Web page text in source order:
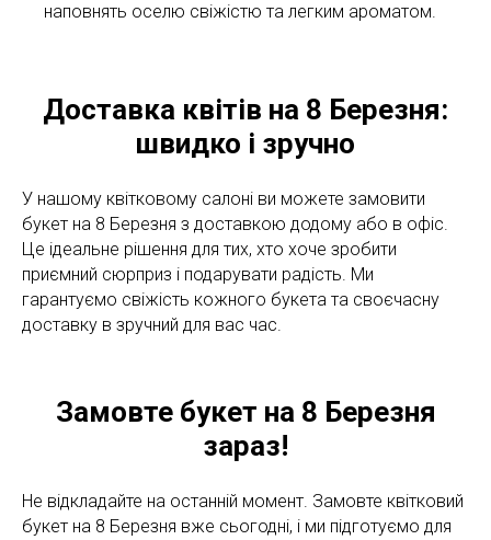
наповнять оселю свіжістю та легким ароматом.
Доставка квітів на 8 Березня:
швидко і зручно
У нашому квітковому салоні ви можете замовити
букет на 8 Березня з доставкою додому або в офіс.
Це ідеальне рішення для тих, хто хоче зробити
приємний сюрприз і подарувати радість. Ми
гарантуємо свіжість кожного букета та своєчасну
доставку в зручний для вас час.
Замовте букет на 8 Березня
зараз!
Не відкладайте на останній момент. Замовте квітковий
букет на 8 Березня вже сьогодні, і ми підготуємо для